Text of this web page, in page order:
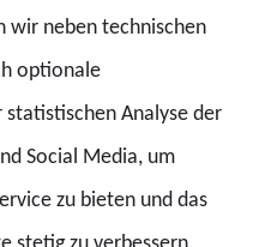
Gewaltschutzstrategie
einer
Strategie
das kontinuierlich und
wir neben technischen
optionale
Analyse der
Social Media, um
zu bieten und das